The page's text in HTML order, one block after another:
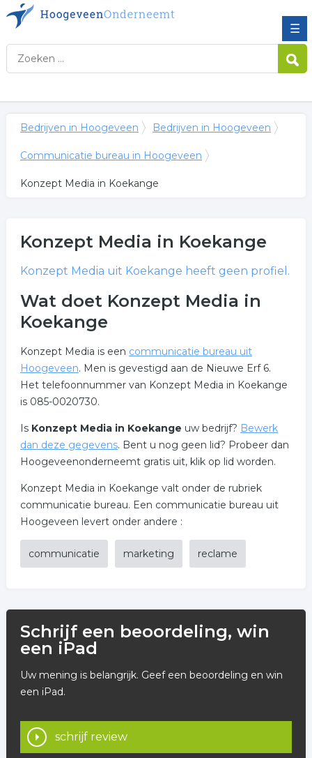
☰
Bedrijven in Hoogeveen Bedrijven in Hoogeveen
Communicatie bureau in Hoogeveen
Konzept Media in Koekange
Konzept Media in Koekange
Konzept Media uit Koekange heeft geen profiel.
Wat doet Konzept Media in
Koekange
Konzept Media is een communicatie bureau uit
Hoogeveen. Men is gevestigd aan de Nieuwe Erf 6.
Het telefoonnummer van Konzept Media in Koekange
is 085-0020730.
Is Konzept Media in Koekange uw bedrijf? Bewerk
dan deze gegevens. Bent u nog geen lid? Probeer dan
Hoogeveenonderneemt gratis uit, klik op lid worden.
Konzept Media in Koekange valt onder de rubriek
communicatie bureau. Een communicatie bureau uit
Hoogeveen levert onder andere :
communicatie marketing reclame
Schrijf een beoordeling, win
een iPad
Uw mening is belangrijk. Geef een beoordeling en win
een iPad.
schrijf review